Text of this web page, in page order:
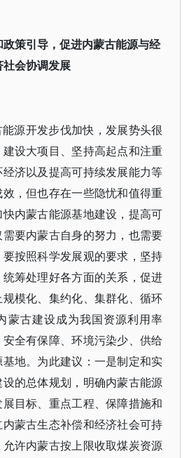
策引导，促进内蒙古能源与经
社会协调发展
源开发步伐加快，发展势头很
设大项目、坚持高起点和注重
济以及提高可持续发展能力等
，但也存在一些隐忧和值得重
内蒙古能源基地建设，提高可
要内蒙古自身的努力，也需要
按照科学发展观的要求，坚持
筹处理好各方面的关系，促进
模化、集约化、集群化、循环
蒙古建设成为我国资源利用率
全有保障、环境污染少、供给
地。为此建议：一是制定和实
的总体规划，明确内蒙古能源
目标、重点工程、保障措施和
蒙古生态补偿和经济社会可持
许内蒙古按上限收取煤炭资源